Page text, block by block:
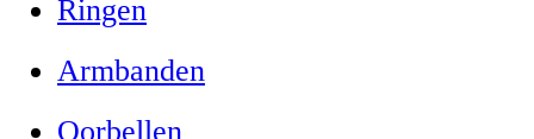
Ringen
Armbanden
Oorbellen